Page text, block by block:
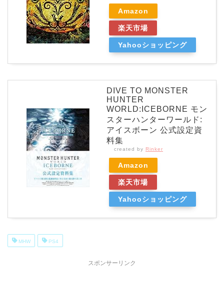
Amazon
楽天市場
Yahooショッピング
DIVE TO MONSTER
HUNTER
WORLD:ICEBORNE モン
スターハンターワールド:
アイスボーン 公式設定資
料集
created by Rinker
Amazon
楽天市場
Yahooショッピング
MHW PS4
スポンサーリンク